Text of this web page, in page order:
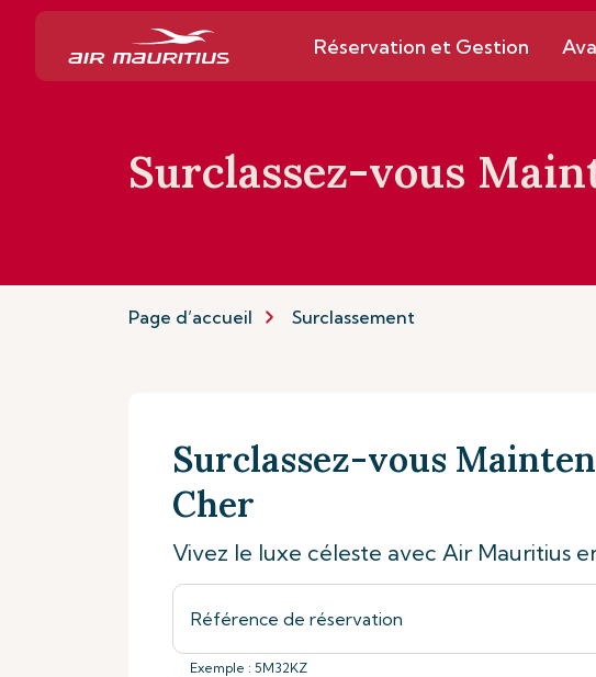
Réservation et Gestion
Surclassez-vous
Page d’accueil Surclassement
Surclassez-vous
Cher
Vivez le luxe céleste avec Air Mauritius
Exemple : 5M32KZ